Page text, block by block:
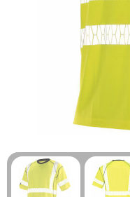
Outdoor & Vrije
Pennen &
Tassen & Reizen
Gezondheid &
Eten & Drinken